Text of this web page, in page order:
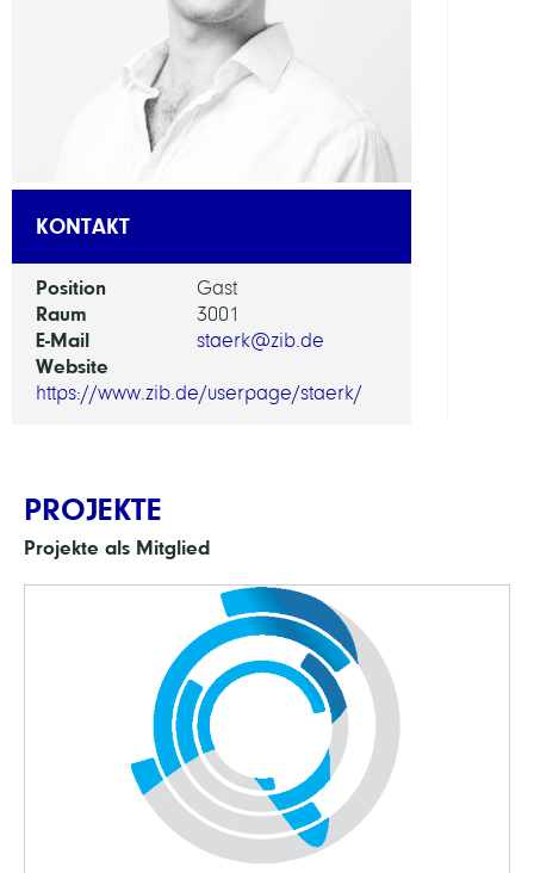
KONTAKT
Position Gast
Raum 3001
E-Mail staerk@zib.de
Website
https://www.zib.de/userpage/staerk/
PROJEKTE
Projekte als Mitglied